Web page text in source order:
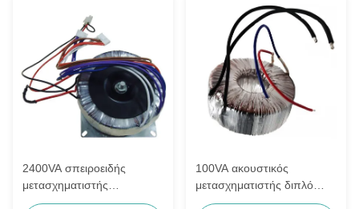
2400VA σπειροειδής
μετασχηματιστής
απομόνωσης
100VA ακουστικός
μετασχηματιστής διπλό
115VAC δύο ομάδα 12VAC